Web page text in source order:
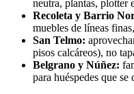
neutra, plantas, plotter
Recoleta y Barrio
muebles de líneas
San Telmo:
pisos calcáreos), no
Belgrano y Núñez:
para huéspedes que se